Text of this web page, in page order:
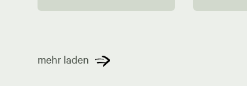
mehr laden